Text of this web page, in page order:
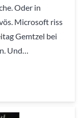
Oder in
Microsoft riss
Gemtzel bei
Und…